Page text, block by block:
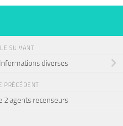
SUIVANT
diverses
PRÉCÉDENT
2 agents recenseurs